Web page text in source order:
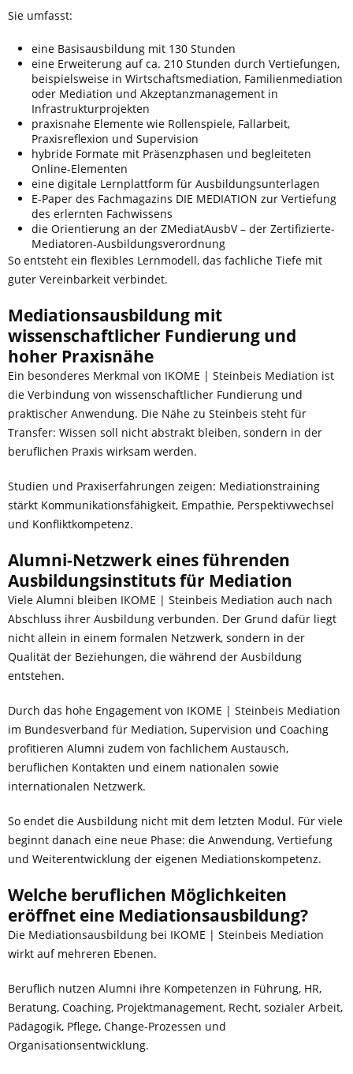
Sie umfasst:
eine Basisausbildung mit 130 Stunden
eine Erweiterung auf ca. 210 Stunden durch Vertiefungen,
beispielsweise in Wirtschaftsmediation, Familienmediation
oder Mediation und Akzeptanzmanagement in
Infrastrukturprojekten
praxisnahe Elemente wie Rollenspiele, Fallarbeit,
Praxisreflexion und Supervision
hybride Formate mit Präsenzphasen und begleiteten
Online-Elementen
eine digitale Lernplattform für Ausbildungsunterlagen
E-Paper des Fachmagazins DIE MEDIATION zur Vertiefung
des erlernten Fachwissens
die Orientierung an der ZMediatAusbV – der Zertifizierte-
Mediatoren-Ausbildungsverordnung
So entsteht ein flexibles Lernmodell, das fachliche Tiefe mit
guter Vereinbarkeit verbindet.
Mediationsausbildung mit
wissenschaftlicher Fundierung und
hoher Praxisnähe
Ein besonderes Merkmal von IKOME | Steinbeis Mediation ist
die Verbindung von wissenschaftlicher Fundierung und
praktischer Anwendung. Die Nähe zu Steinbeis steht für
Transfer: Wissen soll nicht abstrakt bleiben, sondern in der
beruflichen Praxis wirksam werden.
Studien und Praxiserfahrungen zeigen: Mediationstraining
stärkt Kommunikationsfähigkeit, Empathie, Perspektivwechsel
und Konfliktkompetenz.
Alumni-Netzwerk eines führenden
Ausbildungsinstituts für Mediation
Viele Alumni bleiben IKOME | Steinbeis Mediation auch nach
Abschluss ihrer Ausbildung verbunden. Der Grund dafür liegt
nicht allein in einem formalen Netzwerk, sondern in der
Qualität der Beziehungen, die während der Ausbildung
entstehen.
Durch das hohe Engagement von IKOME | Steinbeis Mediation
im Bundesverband für Mediation, Supervision und Coaching
profitieren Alumni zudem von fachlichem Austausch,
beruflichen Kontakten und einem nationalen sowie
internationalen Netzwerk.
So endet die Ausbildung nicht mit dem letzten Modul. Für viele
beginnt danach eine neue Phase: die Anwendung, Vertiefung
und Weiterentwicklung der eigenen Mediationskompetenz.
Welche beruflichen Möglichkeiten
eröffnet eine Mediationsausbildung?
Die Mediationsausbildung bei IKOME | Steinbeis Mediation
wirkt auf mehreren Ebenen.
Beruflich nutzen Alumni ihre Kompetenzen in Führung, HR,
Beratung, Coaching, Projektmanagement, Recht, sozialer Arbeit,
Pädagogik, Pflege, Change-Prozessen und
Organisationsentwicklung.